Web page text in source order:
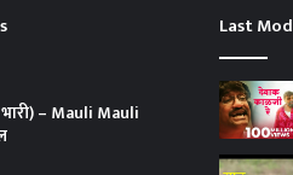
– Mauli Mauli
Last